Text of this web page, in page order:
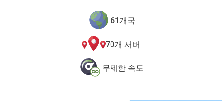
61개국
70개 서버
무제한 속도